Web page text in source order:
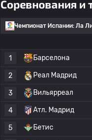
Соревнования и
Чемпионат Испании: Ла
1
Барселона
2 Реал Мадрид
3 Вильярреал
4 Атл. Мадрид
5 Бетис